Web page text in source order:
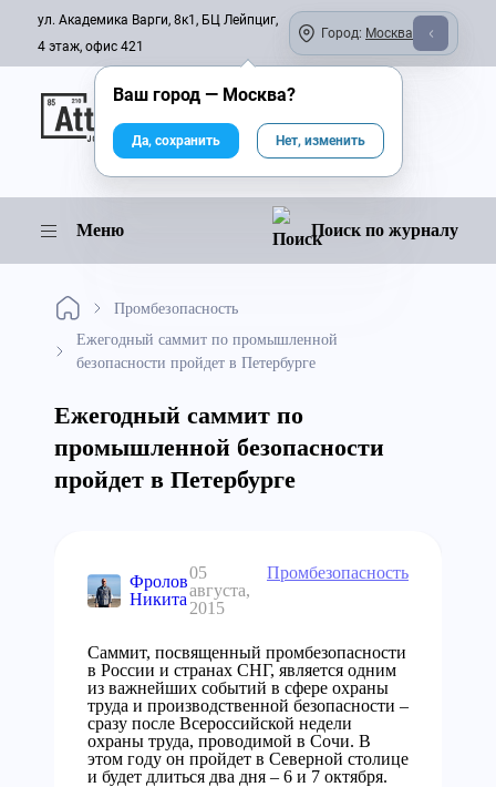
ул. Академика Варги, 8к1, БЦ Лейпциг,
4 этаж, офис 421
Город: Москва
Онлайн-журнал
Меню Поиск по журналу
Промбезопасность
Ежегодный саммит по промышленной
безопасности пройдет в Петербурге
Ежегодный саммит по
промышленной безопасности
пройдет в Петербурге
Фролов
Никита
05
августа,
2015
Промбезопасность
Саммит, посвященный промбезопасности
в России и странах СНГ, является одним
из важнейших событий в сфере охраны
труда и производственной безопасности –
сразу после Всероссийской недели
охраны труда, проводимой в Сочи. В
этом году он пройдет в Северной столице
и будет длиться два дня – 6 и 7 октября.
Ваш город — Москва?
Да, сохранить Нет, изменить